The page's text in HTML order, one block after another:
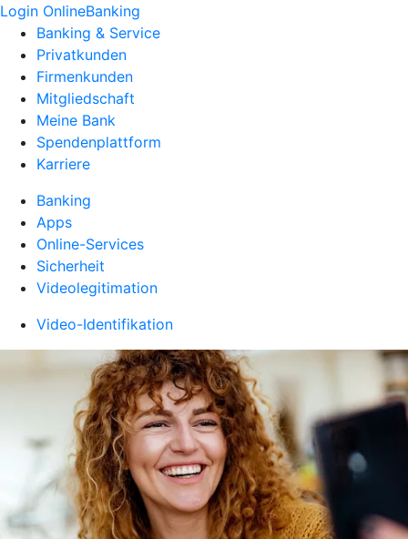
Login OnlineBanking
Banking & Service
Privatkunden
Firmenkunden
Mitgliedschaft
Meine Bank
Spendenplattform
Karriere
Banking
Apps
Online-Services
Sicherheit
Videolegitimation
Video-Identifikation